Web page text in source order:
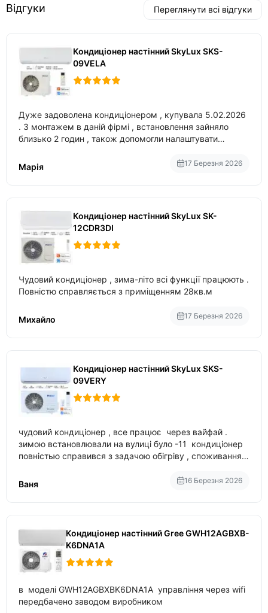
Відгуки Переглянути всі відгуки
Кондиціонер настінний SkyLux SKS-
09VELA
Дуже задоволена кондиціонером , купувала 5.02.2026
. З монтажем в даній фірмі , встановлення зайняло
близько 2 годин , також допомогли налаштувати
Марія
17 Березня 2026
Кондиціонер настінний SkyLux SK-
12CDR3DI
Чудовий кондиціонер , зима-літо всі функції працюють .
Повністю справляється з приміщенням 28кв.м
Михайло 17 Березня 2026
Кондиціонер настінний SkyLux SKS-
09VERY
чудовий кондиціонер , все працює через вайфай .
зимою встановлювали на вулиці було -11 кондиціонер
повністью справився з задачою обігріву , споживання
температури
Ваня 16 Березня 2026
Кондиціонер настінний Gree GWH12AGBXB-
K6DNA1A
в моделі GWH12AGBXBK6DNA1A управління через wifi
передбачено заводом виробником